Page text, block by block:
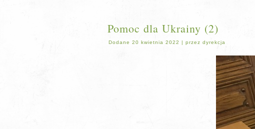
Pomoc dla Ukrainy (2)
Dodane 20 kwietnia 2022 | przez dyrekcja